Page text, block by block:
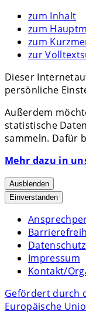
zum Inhalt
zum
zum
zur
Dieser
persönliche
Außerdem
statistische
sammeln. Dafür
Mehr dazu in
Ausblenden
Einverstanden
Datenschutz
Impressum
Kontakt/
Gefördert durch
Europäische